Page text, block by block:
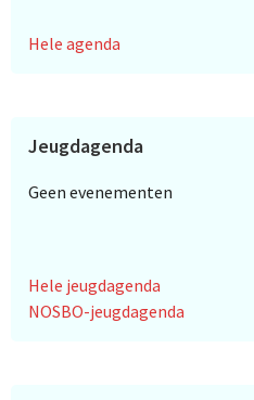
Hele agenda
Jeugdagenda
Geen evenementen
Hele jeugdagenda
NOSBO-jeugdagenda